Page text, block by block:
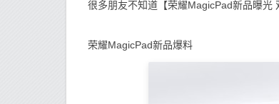
很多朋友不知道【荣耀MagicPad新品曝光
荣耀MagicPad新品爆料